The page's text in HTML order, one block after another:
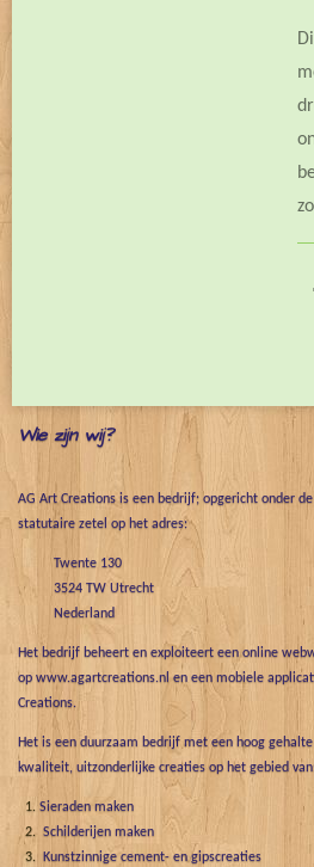
Wie zijn wij?
AG Art Creations is een bedrijf; opgericht onder
statutaire zetel op het adres:
Twente 130
3524 TW Utrecht
Nederland
Het bedrijf beheert en exploiteert een online
op www.agartcreations.nl en een mobiele
Creations.
Het is een duurzaam bedrijf met een hoog
kwaliteit, uitzonderlijke creaties op het gebied
Sieraden maken
Schilderijen maken
Kunstzinnige cement- en gipscreaties